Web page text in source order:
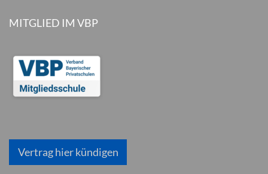
MITGLIED IM VBP
Vertrag hier kündigen